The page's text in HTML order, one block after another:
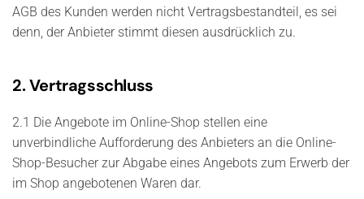
AGB des Kunden werden nicht Vertragsbestandteil, es sei
denn, der Anbieter stimmt diesen ausdrücklich zu.
2. Vertragsschluss
2.1 Die Angebote im Online-Shop stellen eine
unverbindliche Aufforderung des Anbieters an die Online-
Shop-Besucher zur Abgabe eines Angebots zum Erwerb der
im Shop angebotenen Waren dar.